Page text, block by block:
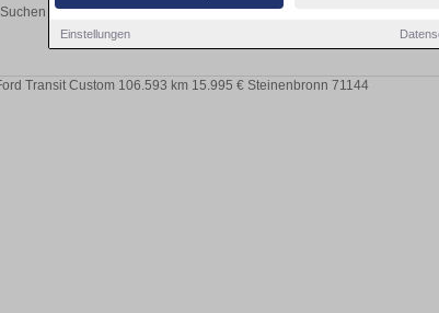
Einstellungen
Suchen Sie in Ehningen einen Ford Transit Custom Gebrauchtwagen?
und Preisklassen